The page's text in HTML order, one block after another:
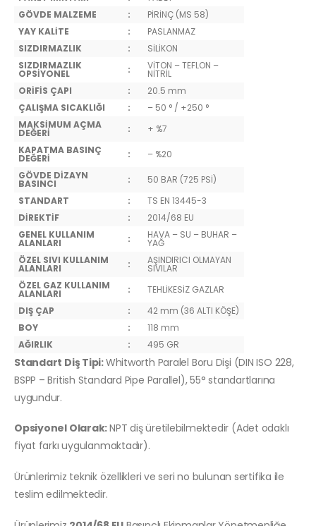
GÖVDE MALZEME
:
PİRİNÇ (MS 58)
YAY KALİTE
:
PASLANMAZ
SIZDIRMAZLIK
:
SİLİKON
SIZDIRMAZLIK
OPSİYONEL : VİTON – TEFLON –
NİTRİL
ORİFİS ÇAPI
:
20.5 mm
ÇALIŞMA SICAKLIĞI
:
– 50 ° / +250 °
MAKSİMUM AÇMA
DEĞERİ :
+ %7
KAPATMA BASINÇ
DEĞERİ :
– %20
GÖVDE DİZAYN
BASINCI :
50 BAR (725 PSİ)
STANDART
:
TS EN 13445-3
DİREKTİF
:
2014/68 EU
GENEL KULLANIM
ALANLARI : HAVA – SU – BUHAR –
YAĞ
ÖZEL SIVI KULLANIM
ALANLARI : AŞINDIRICI OLMAYAN
SIVILAR
ÖZEL GAZ KULLANIM
ALANLARI :
TEHLİKESİZ GAZLAR
DIŞ ÇAP
:
42 mm (36 ALTI KÖŞE)
BOY
:
118 mm
AĞIRLIK
: 495 GR
Standart Diş Tipi:Whitworth Paralel Boru Dişi (DIN ISO 228,
BSPP – British Standard Pipe Parallel), 55° standartlarına
uygundur.
Opsiyonel Olarak:NPT diş üretilebilmektedir (Adet odaklı
fiyat farkı uygulanmaktadır).
Ürünlerimiz teknik özellikleri ve seri no bulunan sertifika ile
teslim edilmektedir.